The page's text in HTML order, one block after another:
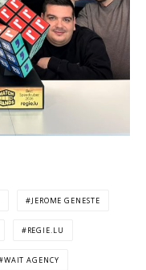
JEROME GENESTE
REGIE.LU
WAIT AGENCY